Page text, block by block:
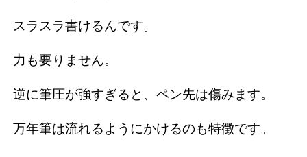
スラスラ書けるんです。
力も要りません。
逆に筆圧が強すぎると、ペン先は傷みます。
万年筆は流れるようにかけるのも特徴です。